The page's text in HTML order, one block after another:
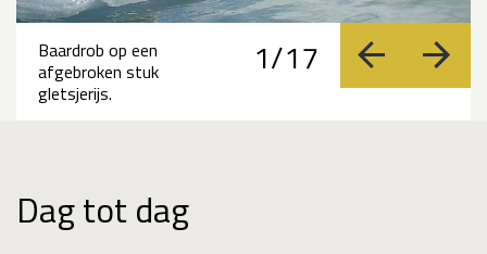
1/17 vorige
Baardrob op een
afgebroken stuk
gletsjerijs.
Dag tot dag